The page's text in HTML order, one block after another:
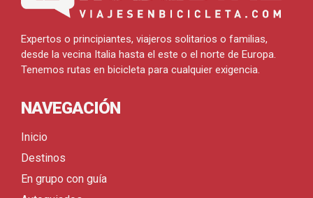
Expertos o principiantes, viajeros solitarios o familias,
desde la vecina Italia hasta el este o el norte de Europa.
Tenemos rutas en bicicleta para cualquier exigencia.
NAVEGACIÓN
Inicio
Destinos
En grupo con guía